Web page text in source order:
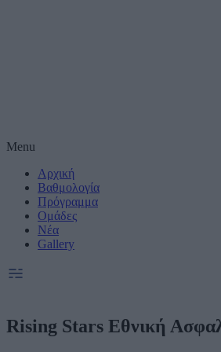
Menu
Αρχική
Βαθμολογία
Πρόγραμμα
Ομάδες
Νέα
Gallery
Rising Stars Εθνική